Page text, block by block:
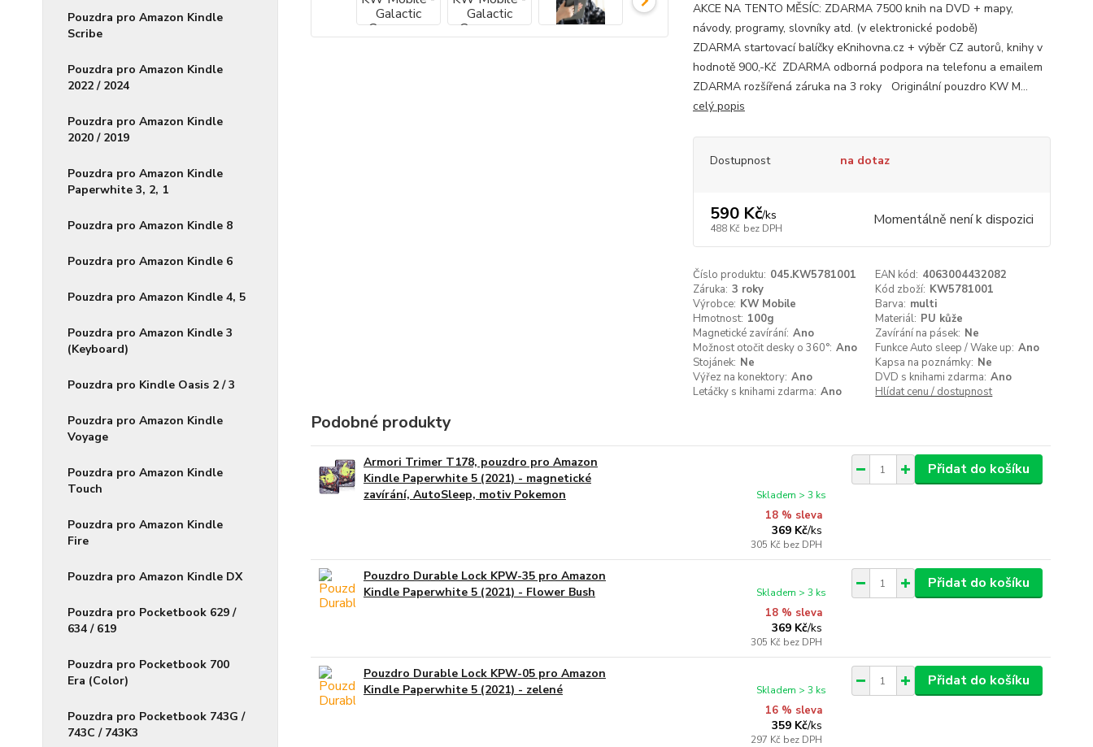
Pouzdra pro Amazon Kindle
Scribe
Pouzdra pro Amazon Kindle
2022 / 2024
Pouzdra pro Amazon Kindle
2020 / 2019
Pouzdra pro Amazon Kindle
Paperwhite 3, 2, 1
Pouzdra pro Amazon Kindle 8
Pouzdra pro Amazon Kindle 6
Pouzdra pro Amazon Kindle 4, 5
Pouzdra pro Amazon Kindle 3
(Keyboard)
Pouzdra pro Kindle Oasis 2 / 3
Pouzdra pro Amazon Kindle
Voyage
Pouzdra pro Amazon Kindle
Touch
Pouzdra pro Amazon Kindle
Fire
Pouzdra pro Amazon Kindle DX
Pouzdra pro Pocketbook 629 /
634 / 619
Pouzdra pro Pocketbook 700
Era (Color)
Pouzdra pro Pocketbook 743G /
743C / 743K3
AKCE NA TENTO MĚSÍC: ZDARMA 7500 knih na DVD + mapy,
návody, programy, slovníky atd. (v elektronické podobě)
ZDARMA startovací balíčky eKnihovna.cz + výběr CZ autorů, knihy v
hodnotě 900,-Kč ZDARMA odborná podpora na telefonu a emailem
ZDARMA rozšířená záruka na 3 roky Originální pouzdro KW M...
celý popis
Dostupnost na dotaz
590 Kč/ks
488 Kč bez DPH Momentálně není k dispozici
Číslo produktu: 045.KW5781001 EAN kód: 4063004432082
Záruka: 3 roky Kód zboží: KW5781001
Výrobce: KW Mobile Barva: multi
Hmotnost: 100g Materiál: PU kůže
Magnetické zavírání: Ano Zavírání na pásek: Ne
Možnost otočit desky o 360°: Ano Funkce Auto sleep / Wake up: Ano
Stojánek: Ne Kapsa na poznámky: Ne
Výřez na konektory: Ano DVD s knihami zdarma: Ano
Letáčky s knihami zdarma: Ano Hlídat cenu / dostupnost
Podobné produkty
Armori Trimer T178, pouzdro pro Amazon
Kindle Paperwhite 5 (2021) - magnetické
zavírání, AutoSleep, motiv Pokemon
18 % sleva
369 Kč/ks
305 Kč bez DPH
Skladem > 3 ks
Přidat do košíku
Pouzdro Durable Lock KPW-35 pro Amazon
Kindle Paperwhite 5 (2021) - Flower Bush
18 % sleva
369 Kč/ks
305 Kč bez DPH
Skladem > 3 ks
Přidat do košíku
Pouzdro Durable Lock KPW-05 pro Amazon
Kindle Paperwhite 5 (2021) - zelené
16 % sleva
359 Kč/ks
297 Kč bez DPH
Skladem > 3 ks
Přidat do košíku